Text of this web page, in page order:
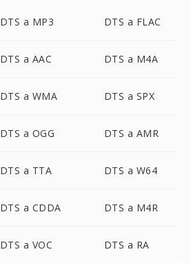
DTS a MP3 DTS a FLAC
DTS a AAC DTS a M4A
DTS a WMA DTS a SPX
DTS a OGG DTS a AMR
DTS a TTA DTS a W64
DTS a CDDA DTS a M4R
DTS a VOC DTS a RA